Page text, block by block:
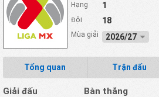
Hạng 1
Đội 18
Mùa giải 2026/27
Tổng quan Trận đấu
Giải đấu Bàn thắng